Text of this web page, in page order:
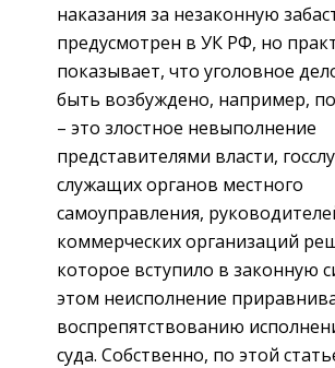
наказания за незаконную
предусмотрен в УК РФ, но
показывает, что уголовное
быть возбуждено, например, по
– это злостное невыполнение
представителями власти,
служащих органов местного
самоуправления,
коммерческих организаций
которое вступило в законную
этом неисполнение
воспрепятствованию
суда. Собственно, по этой